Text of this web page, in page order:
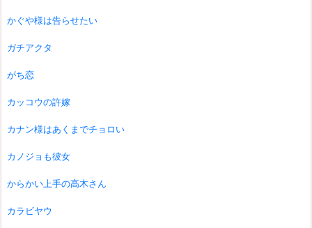
かぐや様は告らせたい
ガチアクタ
がち恋
カッコウの許嫁
カナン様はあくまでチョロい
カノジョも彼女
からかい上手の高木さん
カラビヤウ